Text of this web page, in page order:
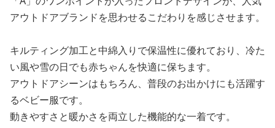
アウトドアブランドを思わせるこだわりを感じさせます。
キルティング加工と中綿入りで保温性に優れており、冷た
い風や雪の日でも赤ちゃんを快適に保ちます。
アウトドアシーンはもちろん、普段のお出かけにも活躍す
るベビー服です。
動きやすさと暖かさを両立した機能的な一着です。